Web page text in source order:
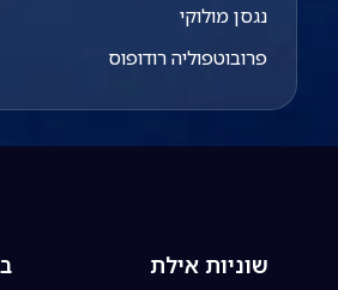
נגסן מולוקי
פרובוטפוליה רודופוס
שוניות אילת